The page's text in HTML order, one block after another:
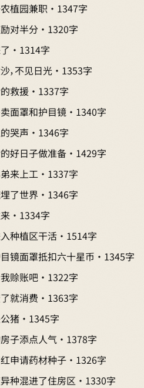
植园兼职 · 1347字
对半分 · 1320字
· 1314字
，不见日光 · 1353字
救援 · 1337字
面罩和护目镜 · 1340字
哭声 · 1346字
好日子做准备 · 1429字
来上工 · 1337字
了世界 · 1346字
· 1334字
种植区干活 · 1514字
镜面罩抵扣六十星币 · 1345字
赊账吧 · 1322字
就消费 · 1363字
猪 · 1345字
子添点人气 · 1378字
申请药材种子 · 1326字
种混进了住房区 · 1330字